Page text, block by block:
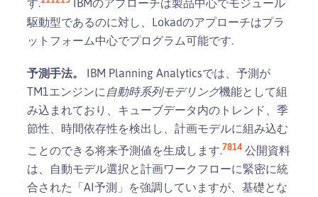
す.
IBMのアプローチは製品中心でモジュール
駆動型であるのに対し、Lokadのアプローチはプラ
ットフォーム中心でプログラム可能です.
予測手法。
IBM Planning Analyticsでは、予測が
TM1エンジンに 自動時系列モデリング機能として組
み込まれており、キューブデータ内のトレンド、季
節性、時間依存性を検出し、計画モデルに組み込む
ことのできる将来予測値を生成します.7814 公開資料
は、自動モデル選択と計画ワークフローに緊密に統
合された「AI予測」を強調していますが、基礎とな